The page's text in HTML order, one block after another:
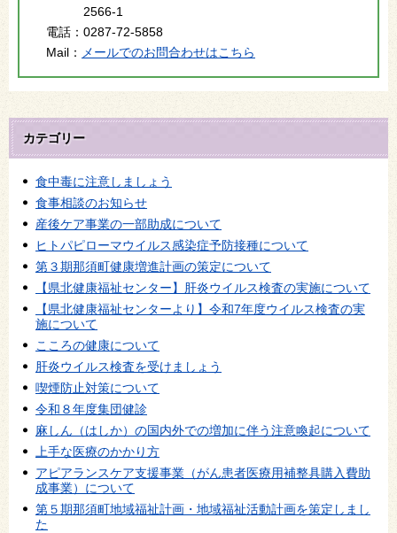
2566-1
電話： 0287-72-5858
Mail： メールでのお問合わせはこちら
カテゴリー
食中毒に注意しましょう
食事相談のお知らせ
産後ケア事業の一部助成について
ヒトパピローマウイルス感染症予防接種について
第３期那須町健康増進計画の策定について
【県北健康福祉センター】肝炎ウイルス検査の実施について
【県北健康福祉センターより】令和7年度ウイルス検査の実
施について
こころの健康について
肝炎ウイルス検査を受けましょう
喫煙防止対策について
令和８年度集団健診
麻しん（はしか）の国内外での増加に伴う注意喚起について
上手な医療のかかり方
アピアランスケア支援事業（がん患者医療用補整具購入費助
成事業）について
第５期那須町地域福祉計画・地域福祉活動計画を策定しまし
た